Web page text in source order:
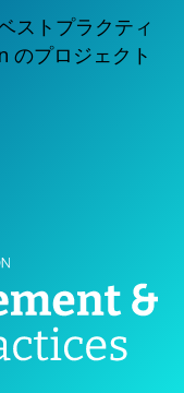
ストプラクティ
プロジェクト